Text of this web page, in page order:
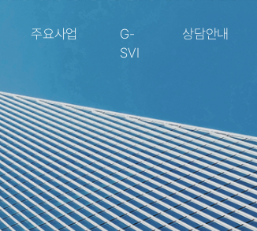
주요사업
G-
SVI
상담안내